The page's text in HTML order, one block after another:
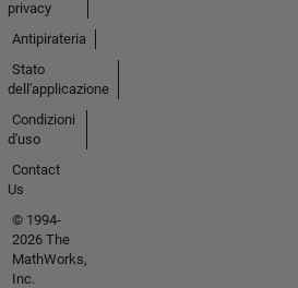
privacy
Antipirateria
Stato
dell'applicazione
Condizioni
d'uso
Contact
Us
© 1994-
2026 The
MathWorks,
Inc.